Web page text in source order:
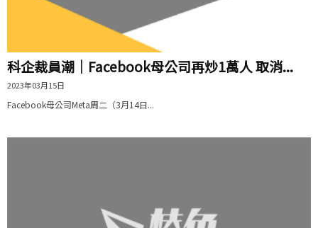
科企裁員潮｜Facebook母公司再炒1萬人 取消...
2023年03月15日
Facebook母公司Meta周二（3月14日...